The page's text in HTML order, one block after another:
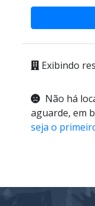
Exibindo
Não há
aguarde, em
seja o